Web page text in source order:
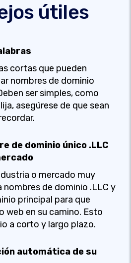
útiles
cortas que pueden
nombres de dominio
ser simples, como
asegúrese de que sean
de dominio único .LLC
o mercado muy
de dominio .LLC y
principal para que
web en su camino. Esto
a corto y largo plazo.
automática de su